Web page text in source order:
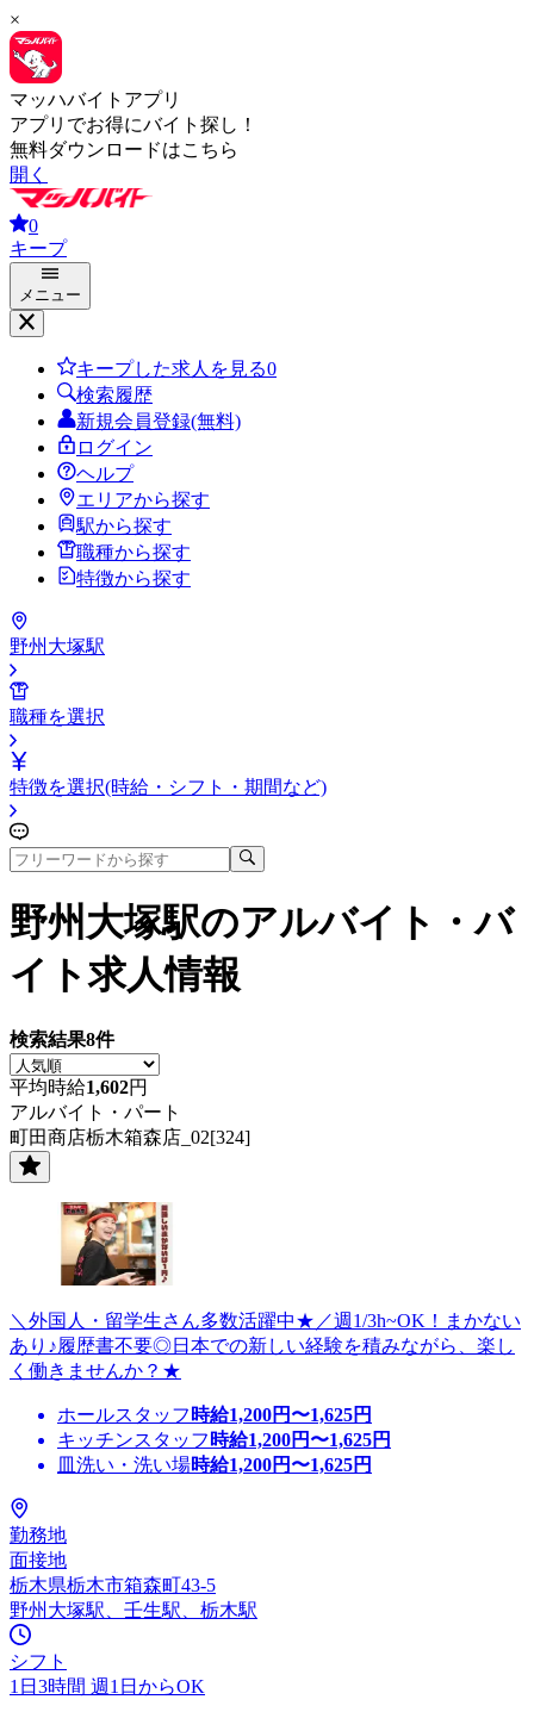
×
マッハバイトアプリ
アプリでお得にバイト探し！
無料ダウンロードはこちら
開く
0
キープ
メニュー
キープした求人を見る0
検索履歴
新規会員登録(無料)
ログイン
ヘルプ
エリアから探す
駅から探す
職種から探す
特徴から探す
野州大塚駅
職種を選択
特徴を選択(時給・シフト・期間など)
野州大塚駅のアルバイト・バ
イト求人情報
検索結果8件
平均時給1,602円
アルバイト・パート
町田商店栃木箱森店_02[324]
＼外国人・留学生さん多数活躍中★／週1/3h~OK！まかない
あり♪履歴書不要◎日本での新しい経験を積みながら、楽し
く働きませんか？★
ホールスタッフ 時給1,200円〜1,625円
キッチンスタッフ 時給1,200円〜1,625円
皿洗い・洗い場時給1,200円〜1,625円
勤務地
面接地
栃木県栃木市箱森町43-5
野州大塚駅、壬生駅、栃木駅
シフト
1日3時間 週1日からOK